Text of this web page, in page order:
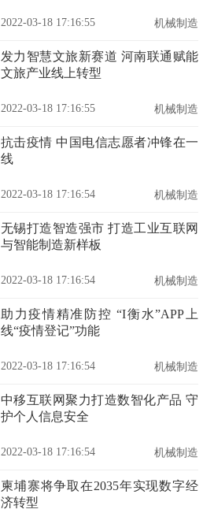
2022-03-18 17:16:55 机械制造
发力智慧文旅新赛道 河南联通赋能
文旅产业线上转型
2022-03-18 17:16:55 机械制造
抗击疫情 中国电信志愿者冲锋在一
线
2022-03-18 17:16:54 机械制造
无锡打造智造强市 打造工业互联网
与智能制造新样板
2022-03-18 17:16:54 机械制造
助力疫情精准防控 “I衡水”APP上
线“疫情登记”功能
2022-03-18 17:16:54 机械制造
中移互联网聚力打造数智化产品 守
护个人信息安全
2022-03-18 17:16:54 机械制造
柬埔寨将争取在2035年实现数字经
济转型